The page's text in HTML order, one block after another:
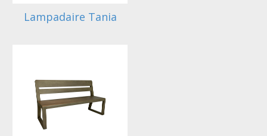
Lampadaire Tania